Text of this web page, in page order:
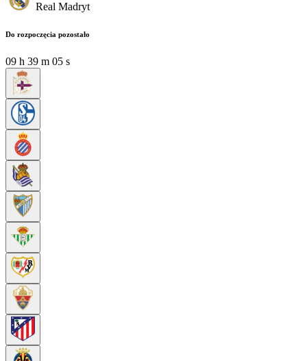
Real Madryt
Do rozpoczęcia pozostało
09 h 39 m 04 s